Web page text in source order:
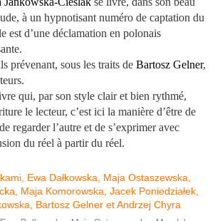
à un hypnotisant numéro de captation du
est d’une déclamation en polonais
prévenant, sous les traits de Bartosz Gelner,
qui, par son style clair et bien rythmé,
le lecteur, c’est ici la manière d’être de
regarder l’autre et de s’exprimer avec
du réel à partir du réel.